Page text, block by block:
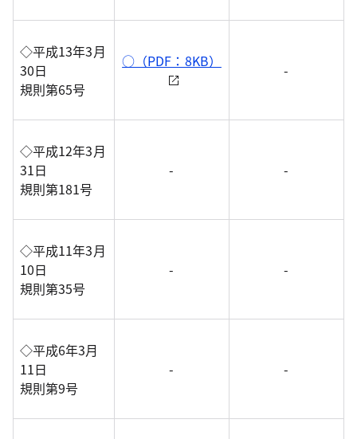
◇平成13年3月
30日
規則第65号
○（PDF：8KB） -
◇平成12年3月
31日
規則第181号
- -
◇平成11年3月
10日
規則第35号
- -
◇平成6年3月
11日
規則第9号
- -